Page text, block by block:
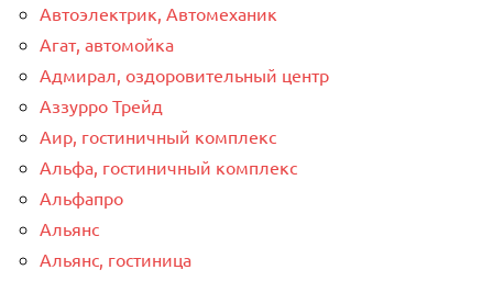
Автоэлектрик, Автомеханик
Агат, автомойка
Адмирал, оздоровительный центр
Аззурро Трейд
Аир, гостиничный комплекс
Альфа, гостиничный комплекс
Альфапро
Альянс
Альянс, гостиница